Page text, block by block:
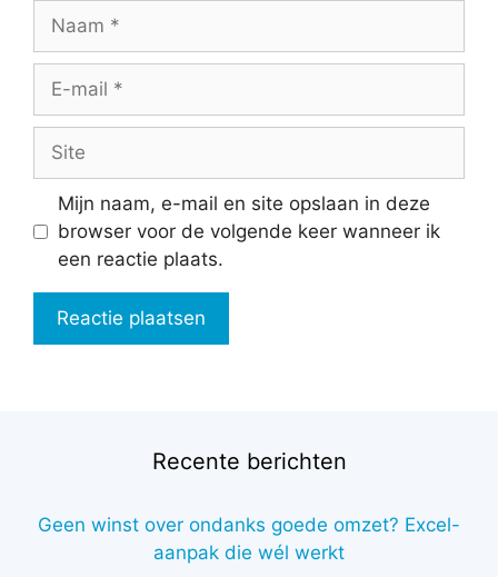
Naam
Site
Mijn naam, e-mail en site opslaan in deze
browser voor de volgende keer wanneer ik
een reactie plaats.
Recente berichten
Geen winst over ondanks goede omzet? Excel-
aanpak die wél werkt